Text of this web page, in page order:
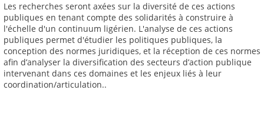
Les recherches seront axées sur la diversité de ces actions
publiques en tenant compte des solidarités à construire à
l'échelle d'un continuum ligérien. L'analyse de ces actions
publiques permet d'étudier les politiques publiques, la
conception des normes juridiques, et la réception de ces normes
afin d’analyser la diversification des secteurs d’action publique
intervenant dans ces domaines et les enjeux liés à leur
coordination/articulation..